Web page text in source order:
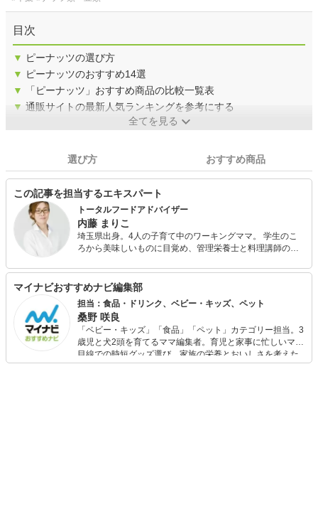
目次
▼ ピーナッツの選び方
▼ ピーナッツのおすすめ14選
▼
「ピーナッツ」おすすめ商品の比較一覧表
▼ 通販サイトの最新人気ランキングを参考にする
全てを見る
選び方 おすすめ商品
この記事を担当するエキスパート
トータルフードアドバイザー
内藤 まりこ
埼玉県出身。4人の子育て中のワーキングママ。 学生のこ
ろから美味しいものに目覚め、管理栄養士と料理講師の二
ードコーディネートまで様々なジャンルで活動中。 趣味は
家庭菜園と子どもが喜ぶ満足度の高い公園探し。
マイナビおすすめナビ編集部
担当：食品・ドリンク、ベビー・キッズ、ペット
桑野 咲良
「ベビー・キッズ」「食品」「ペット」カテゴリー担当。3
歳児と犬2頭を育てるママ編集者。育児と家事に忙しいママ
目線での時短グッズ選び、家族の栄養とおいしさを考えた
食品選び、束の間のリラックスタイムを楽しむためのスイ